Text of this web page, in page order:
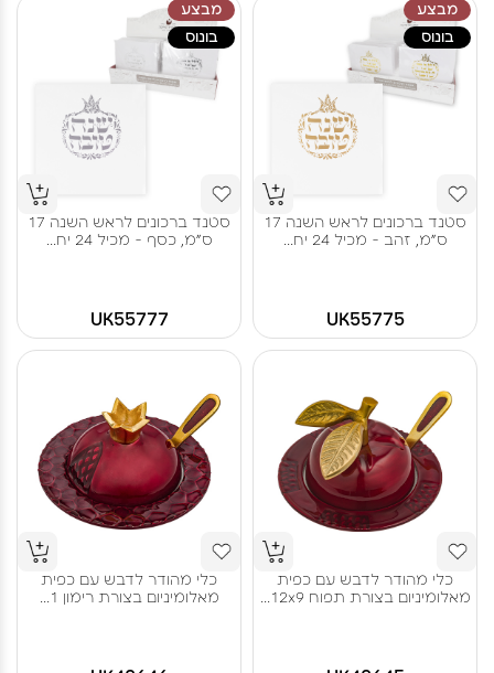
מבצע
בונוס
סטנד ברכונים לראש השנה 17
ס"מ, זהב - מכיל 24 יח...
UK55775
מבצע
בונוס
סטנד ברכונים לראש השנה 17
ס"מ, כסף - מכיל 24 יח...
UK55777
כלי מהודר לדבש עם כפית
מאלומיניום בצורת תפוח 12x9...
כלי מהודר לדבש עם כפית
מאלומיניום בצורת רימון 1...